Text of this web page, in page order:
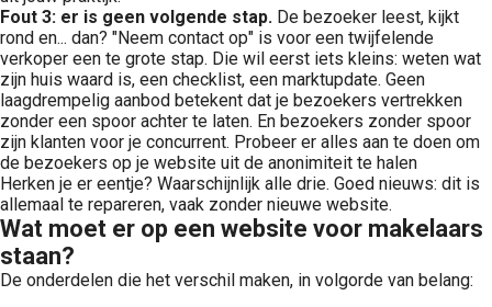
Fout 3: er is geen volgende stap. De bezoeker leest, kijkt
rond en... dan? "Neem contact op" is voor een twijfelende
verkoper een te grote stap. Die wil eerst iets kleins: weten wat
zijn huis waard is, een checklist, een marktupdate. Geen
laagdrempelig aanbod betekent dat je bezoekers vertrekken
zonder een spoor achter te laten. En bezoekers zonder spoor
zijn klanten voor je concurrent. Probeer er alles aan te doen om
de bezoekers op je website uit de anonimiteit te halen
Herken je er eentje? Waarschijnlijk alle drie. Goed nieuws: dit is
allemaal te repareren, vaak zonder nieuwe website.
Wat moet er op een website voor makelaars
staan?
De onderdelen die het verschil maken, in volgorde van belang: